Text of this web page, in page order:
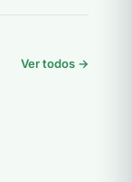
Ver todos →